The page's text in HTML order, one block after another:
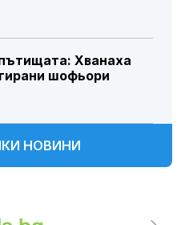
Хванаха
шофьори
НОВИНИ